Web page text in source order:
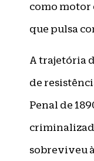
como motor
que pulsa
A trajetória
de
Penal de
sobreviveu